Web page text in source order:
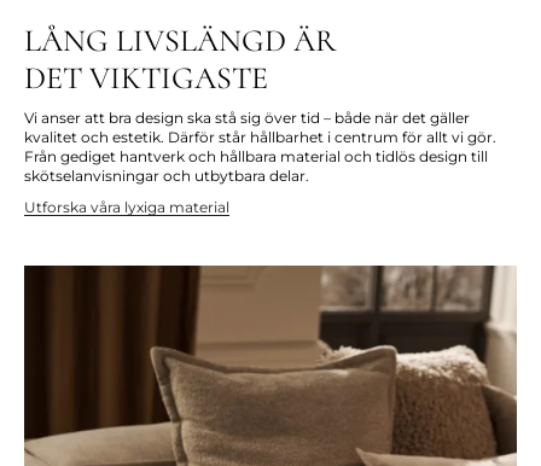
LÅNG LIVSLÄNGD ÄR
DET VIKTIGASTE
Vi anser att bra design ska stå sig över tid – både när det gäller
kvalitet och estetik. Därför står hållbarhet i centrum för allt vi gör.
Från gediget hantverk och hållbara material och tidlös design till
skötselanvisningar och utbytbara delar.
Utforska våra lyxiga material